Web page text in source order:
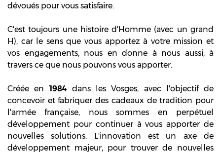
dévoués pour vous satisfaire.
C'est toujours une histoire d'Homme (avec un grand
H), car le sens que vous apportez à votre mission et
vos engagements, nous en donne à nous aussi, à
travers ce que nous pouvons vous apporter.
Créée en1984dans les Vosges, avec l'objectif de
concevoir et fabriquer des cadeaux de tradition pour
l'armée française, nous sommes en perpétuel
développement pour continuer à vous apporter de
nouvelles solutions. L'innovation est un axe de
développement majeur, pour trouver de nouvelles